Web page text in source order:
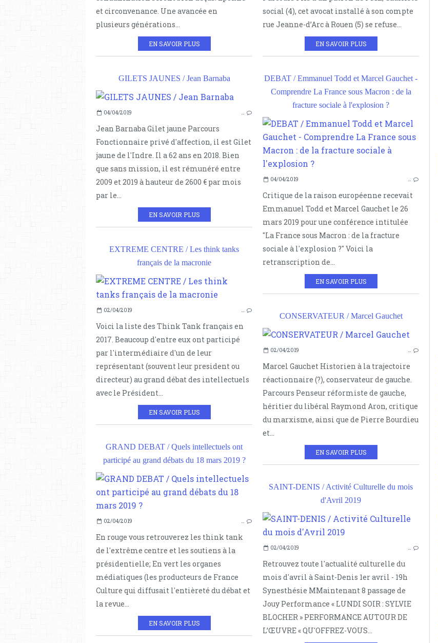
et circonvenance. Une avancée en
plusieurs générations...
EN SAVOIR PLUS
social (4), cet avocat installé à son compte
rue Jeanne-d’Arc à Rouen (5) se refuse...
EN SAVOIR PLUS
GILETS JAUNES / Jean Barnaba
GILETS JAUNES
JAUNES ET CITOYENS
04/04/2019 …
Jean Barnaba Gilet jaune Parcours
Fonctionnaire privé d'affection, il est Gilet
jaune de l'Indre. Il a 62 ans en 2018. Bien
que sans mission, il est rémunéré entre
2009 et 2019 à hauteur de 2600 € par mois
par le...
EN SAVOIR PLUS
DEBAT / Emmanuel Todd et Marcel Gauchet -
Comprendre La France sous Macron : de la
fracture sociale à l'explosion ?
04/04/2019 …
Critique de la raison européenne recevait
Emmanuel Todd et Marcel Gauchet le 26
mars 2019 pour une conférence intitulée
"La France sous Macron : de la fracture
sociale à l'explosion ?" Voici la
retranscription de...
EN SAVOIR PLUS
EXTREME CENTRE / Les think tanks
français de la macronie
02/04/2019 …
Voici la liste des Think Tank français en
2017. Beaucoup d'entre eux ont participé
par l'intermédiaire d'un de leur
représentant (souvent leur president ou
directeur) au grand débat des intellectuels
avec le Président...
EN SAVOIR PLUS
CONSERVATEUR / Marcel Gauchet
02/04/2019 …
Marcel Gauchet Historien à la trajectoire
réactionnaire (?), conservateur de gauche.
Parcours Penseur réformiste de gauche,
héritier du libéral Raymond Aron, critique
du marxisme, ainsi que de Pierre Bourdieu
et...
EN SAVOIR PLUS
GRAND DEBAT / Quels intellectuels ont
participé au grand débats du 18 mars 2019 ?
EMMANUEL MACRON
ELECTIONS
DROITE EXTRÊME
02/04/2019 …
En rouge vous retrouverez les think tank
de l'extrême centre et les soutiens à la
présidentielle; En vert les organes
médiatiques (les producteurs de France
Culture qui diffusait l'entièreté du débat et
la revue...
EN SAVOIR PLUS
SAINT-DENIS / Activité Culturelle du mois
d'Avril 2019
02/04/2019 …
Retrouvez toute l'actualité culturelle du
mois d'avril à Saint-Denis 1er avril - 19h
Synesthésie MMaintenant 8 passage de
Jouy Performance « LUNDI SOIR : SYLVIE
BLOCHER » PERFORMANCE AUTOUR DE
L’ŒUVRE « QU'OFFREZ-VOUS...